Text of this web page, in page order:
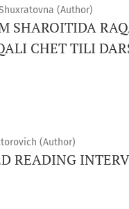
(Author)
SHAROITIDA
CHET TILI
(Author)
READING